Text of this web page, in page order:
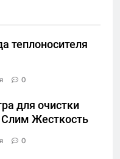
теплоносителя
0
для очистки
Жесткость
0